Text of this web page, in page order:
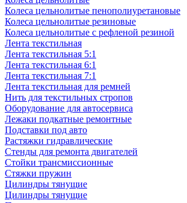
Колеса цельнолитые пенополиуретановые
Колеса цельнолитые резиновые
Колеса цельнолитые с рефленой резиной
Лента текстильная
Лента текстильная 5:1
Лента текстильная 6:1
Лента текстильная 7:1
Лента текстильная для ремней
Нить для текстильных стропов
Оборудование для автосервиса
Лежаки подкатные ремонтные
Подставки под авто
Растяжки гидравлические
Стенды для ремонта двигателей
Стойки трансмиссионные
Стяжки пружин
Цилиндры тянущие
Цилиндры тянущие